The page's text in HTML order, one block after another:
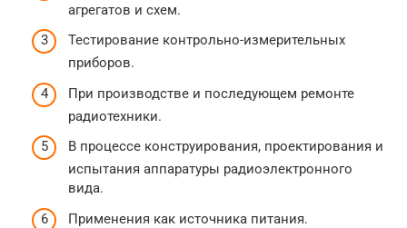
агрегатов и схем.
Тестирование контрольно-измерительных
приборов.
При производстве и последующем ремонте
радиотехники.
В процессе конструирования, проектирования и
испытания аппаратуры радиоэлектронного
вида.
Применения как источника питания.